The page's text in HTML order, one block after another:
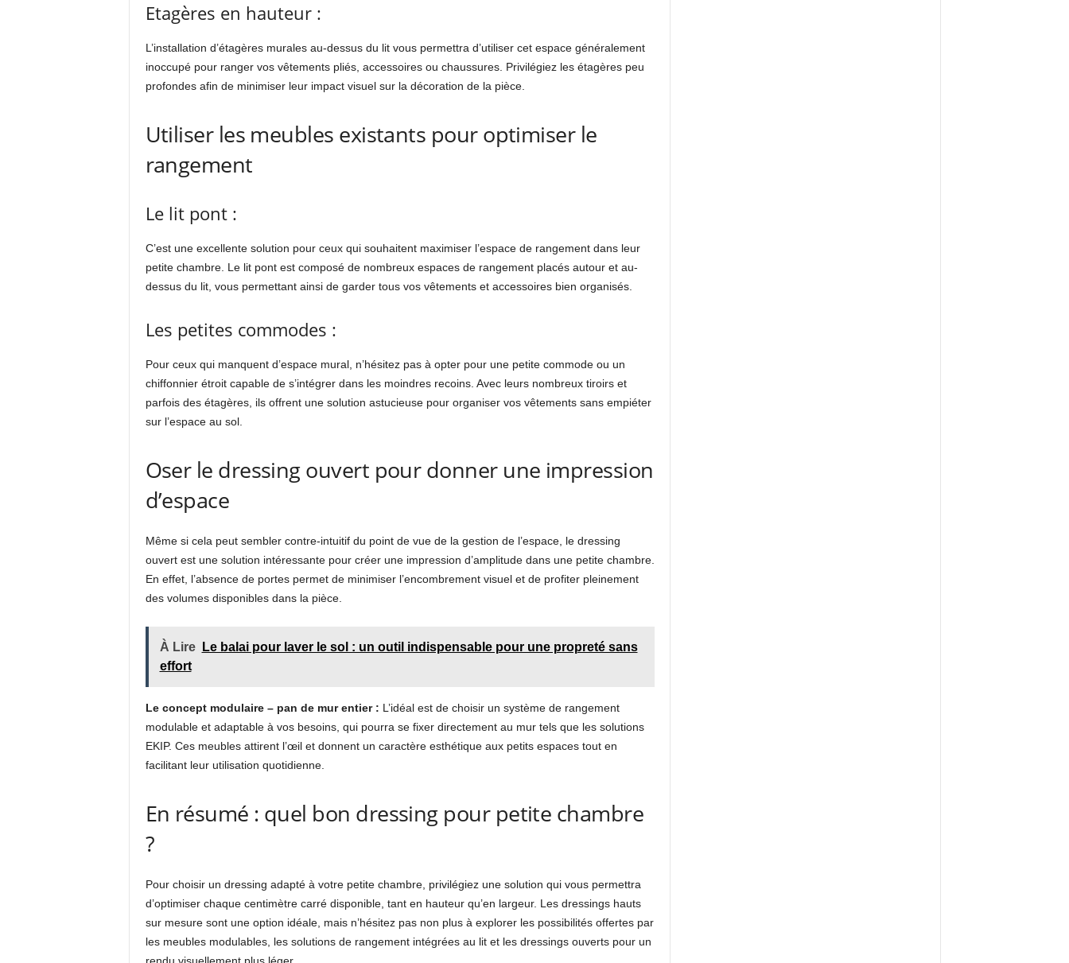
Etagères en hauteur :
L’installation d’étagères murales au-dessus du lit vous permettra d’utiliser cet espace généralement
inoccupé pour ranger vos vêtements pliés, accessoires ou chaussures. Privilégiez les étagères peu
profondes afin de minimiser leur impact visuel sur la décoration de la pièce.
Utiliser les meubles existants pour optimiser le
rangement
Le lit pont :
C’est une excellente solution pour ceux qui souhaitent maximiser l’espace de rangement dans leur
petite chambre. Le lit pont est composé de nombreux espaces de rangement placés autour et au-
dessus du lit, vous permettant ainsi de garder tous vos vêtements et accessoires bien organisés.
Les petites commodes :
Pour ceux qui manquent d’espace mural, n’hésitez pas à opter pour une petite commode ou un
chiffonnier étroit capable de s’intégrer dans les moindres recoins. Avec leurs nombreux tiroirs et
parfois des étagères, ils offrent une solution astucieuse pour organiser vos vêtements sans empiéter
sur l’espace au sol.
Oser le dressing ouvert pour donner une impression
d’espace
Même si cela peut sembler contre-intuitif du point de vue de la gestion de l’espace, le dressing
ouvert est une solution intéressante pour créer une impression d’amplitude dans une petite chambre.
En effet, l’absence de portes permet de minimiser l’encombrement visuel et de profiter pleinement
des volumes disponibles dans la pièce.
À Lire
Le balai pour laver le sol : un outil indispensable pour une propreté sans
effort
Le concept modulaire – pan de mur entier : L’idéal est de choisir un système de rangement
modulable et adaptable à vos besoins, qui pourra se fixer directement au mur tels que les solutions
EKIP. Ces meubles attirent l’œil et donnent un caractère esthétique aux petits espaces tout en
facilitant leur utilisation quotidienne.
En résumé : quel bon dressing pour petite chambre
?
Pour choisir un dressing adapté à votre petite chambre, privilégiez une solution qui vous permettra
d’optimiser chaque centimètre carré disponible, tant en hauteur qu’en largeur. Les dressings hauts
sur mesure sont une option idéale, mais n’hésitez pas non plus à explorer les possibilités offertes par
les meubles modulables, les solutions de rangement intégrées au lit et les dressings ouverts pour un